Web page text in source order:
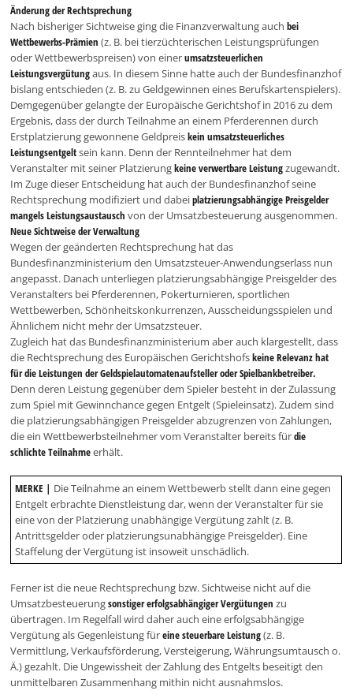
Änderung der Rechtsprechung
Nach bisheriger Sichtweise ging die Finanzverwaltung auchbei
Wettbewerbs-Prämien (z. B. bei tierzüchterischen Leistungsprüfungen
oder Wettbewerbspreisen) von einerumsatzsteuerlichen
Leistungsvergütungaus. In diesem Sinne hatte auch der Bundesfinanzhof
bislang entschieden (z. B. zu Geldgewinnen eines Berufskartenspielers).
Demgegenüber gelangte der Europäische Gerichtshof in 2016 zu dem
Ergebnis, dass der durch Teilnahme an einem Pferderennen durch
Erstplatzierung gewonnene Geldpreiskein umsatzsteuerliches
Leistungsentgeltsein kann. Denn der Rennteilnehmer hat dem
Veranstalter mit seiner Platzierungkeine verwertbare Leistungzugewandt.
Im Zuge dieser Entscheidung hat auch der Bundesfinanzhof seine
Rechtsprechung modifiziert und dabeiplatzierungsabhängige Preisgelder
mangels Leistungsaustausch von der Umsatzbesteuerung ausgenommen.
Neue Sichtweise der Verwaltung
Wegen der geänderten Rechtsprechung hat das
Bundesfinanzministerium den Umsatzsteuer-Anwendungserlass nun
angepasst. Danach unterliegen platzierungsabhängige Preisgelder des
Veranstalters bei Pferderennen, Pokerturnieren, sportlichen
Wettbewerben, Schönheitskonkurrenzen, Ausscheidungsspielen und
Ähnlichem nicht mehr der Umsatzsteuer.
Zugleich hat das Bundesfinanzministerium aber auch klargestellt, dass
die Rechtsprechung des Europäischen Gerichtshofskeine Relevanz hat
für die Leistungen der Geldspielautomatenaufsteller oder Spielbankbetreiber.
Denn deren Leistung gegenüber dem Spieler besteht in der Zulassung
zum Spiel mit Gewinnchance gegen Entgelt (Spieleinsatz). Zudem sind
die platzierungsabhängigen Preisgelder abzugrenzen von Zahlungen,
die ein Wettbewerbsteilnehmer vom Veranstalter bereits fürdie
schlichte Teilnahmeerhält.
MERKE | Die Teilnahme an einem Wettbewerb stellt dann eine gegen
Entgelt erbrachte Dienstleistung dar, wenn der Veranstalter für sie
eine von der Platzierung unabhängige Vergütung zahlt (z. B.
Antrittsgelder oder platzierungsunabhängige Preisgelder). Eine
Staffelung der Vergütung ist insoweit unschädlich.
Ferner ist die neue Rechtsprechung bzw. Sichtweise nicht auf die
Umsatzbesteuerungsonstiger erfolgsabhängiger Vergütungen zu
übertragen. Im Regelfall wird daher auch eine erfolgsabhängige
Vergütung als Gegenleistung füreine steuerbare Leistung(z. B.
Vermittlung, Verkaufsförderung, Versteigerung, Währungsumtausch o.
Ä.) gezahlt. Die Ungewissheit der Zahlung des Entgelts beseitigt den
unmittelbaren Zusammenhang mithin nicht ausnahmslos.